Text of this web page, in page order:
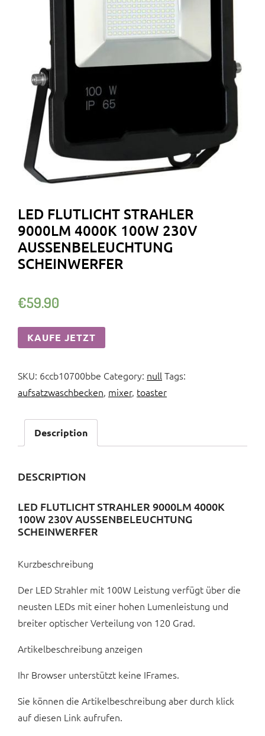
LED FLUTLICHT STRAHLER
9000LM 4000K 100W 230V
AUSSENBELEUCHTUNG S
CHEINWERFER
€59.90
KAUFE JETZT
SKU: 6ccb10700bbe Category: null Tags:
aufsatzwaschbecken, mixer, toaster
Description
DESCRIPTION
LED FLUTLICHT STRAHLER 9000LM 4000K
100W 230V AUSSENBELEUCHTUNG S
CHEINWERFER
Kurzbeschreibung
Der LED Strahler mit 100W Leistung verfügt über die
neusten LEDs mit einer hohen Lumenleistung und
breiter optischer Verteilung von 120 Grad.
Artikelbeschreibung anzeigen
Ihr Browser unterstützt keine IFrames.
Sie können die Artikelbeschreibung aber durch klick
auf diesen Link aufrufen.